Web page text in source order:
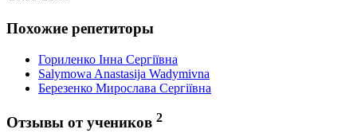
Похожие репетиторы
Гориленко Інна Сергіївна
Salymowa Anastasija Wadymivna
Березенко Мирослава Сергіївна
Отзывы от учеников 2